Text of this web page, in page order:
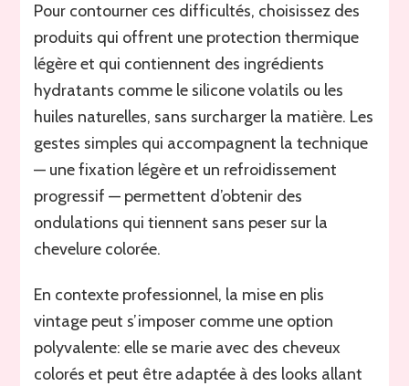
Pour contourner ces difficultés, choisissez des
produits qui offrent une protection thermique
légère et qui contiennent des ingrédients
hydratants comme le silicone volatils ou les
huiles naturelles, sans surcharger la matière. Les
gestes simples qui accompagnent la technique
— une fixation légère et un refroidissement
progressif — permettent d’obtenir des
ondulations qui tiennent sans peser sur la
chevelure colorée.
En contexte professionnel, la mise en plis
vintage peut s’imposer comme une option
polyvalente: elle se marie avec des cheveux
colorés et peut être adaptée à des looks allant